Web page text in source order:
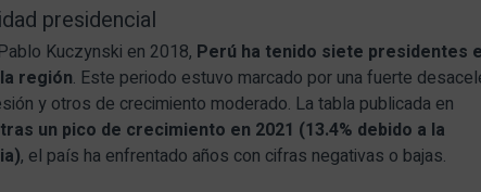
presidencial
Kuczynski en 2018, Perú ha tenido siete presidentes
región. Este periodo estuvo marcado por una fuerte
y otros de crecimiento moderado. La tabla publicada en
tras un pico de crecimiento en 2021 (13.4% debido a la
, el país ha enfrentado años con cifras negativas o bajas.